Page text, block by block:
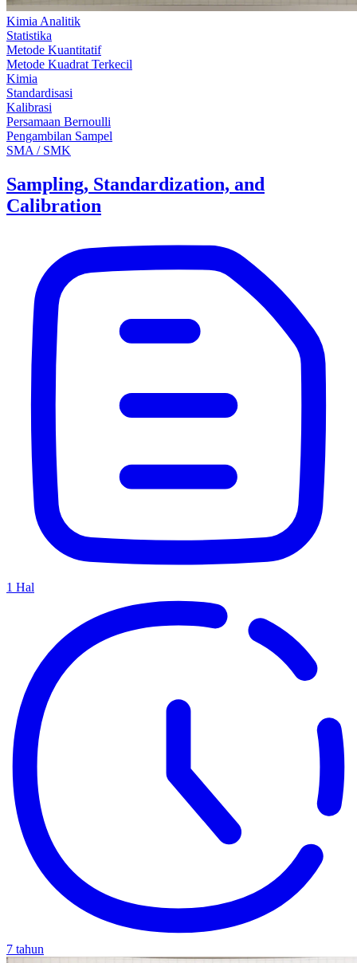
Kimia Analitik
Statistika
Metode Kuantitatif
Metode Kuadrat Terkecil
Kimia
Standardisasi
Kalibrasi
Persamaan Bernoulli
Pengambilan Sampel
SMA / SMK
Sampling, Standardization, and
Calibration
1 Hal
7 tahun